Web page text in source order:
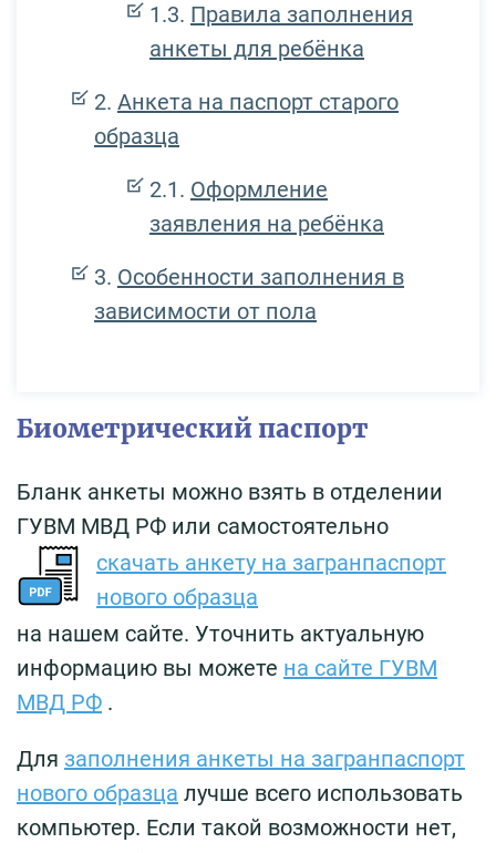
Правила заполнения
анкеты для ребёнка
Анкета на паспорт старого
образца
Оформление
заявления на ребёнка
Особенности заполнения в
зависимости от пола
Биометрический паспорт
Бланк анкеты можно взять в отделении
ГУВМ МВД РФ или самостоятельно
скачать анкету на загранпаспорт
нового образца
на нашем сайте. Уточнить актуальную
информацию вы можете на сайте ГУВМ
МВД РФ .
Для заполнения анкеты на загранпаспорт
нового образца лучше всего использовать
компьютер. Если такой возможности нет,